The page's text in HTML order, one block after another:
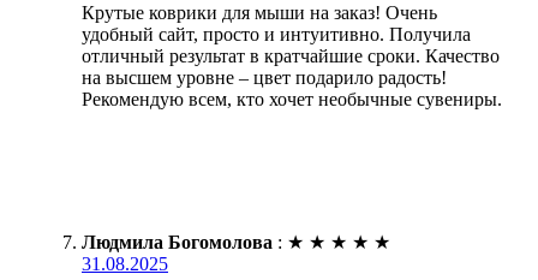
Крутые коврики для мыши на заказ! Очень
удобный сайт, просто и интуитивно. Получила
отличный результат в кратчайшие сроки. Качество
на высшем уровне – цвет подарило радость!
Рекомендую всем, кто хочет необычные сувениры.
Людмила Богомолова : ★ ★ ★ ★ ★
31.08.2025